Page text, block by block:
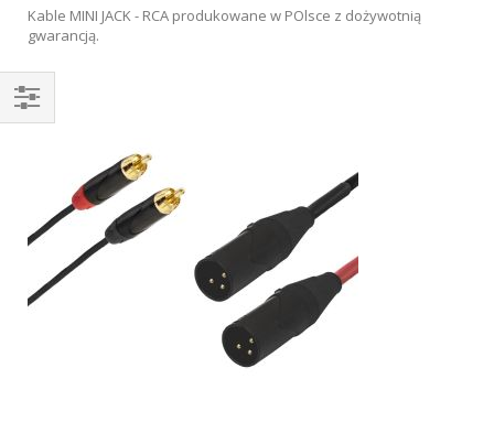
Kable MINI JACK - RCA produkowane w POlsce z dożywotnią
gwarancją.
Kupuj